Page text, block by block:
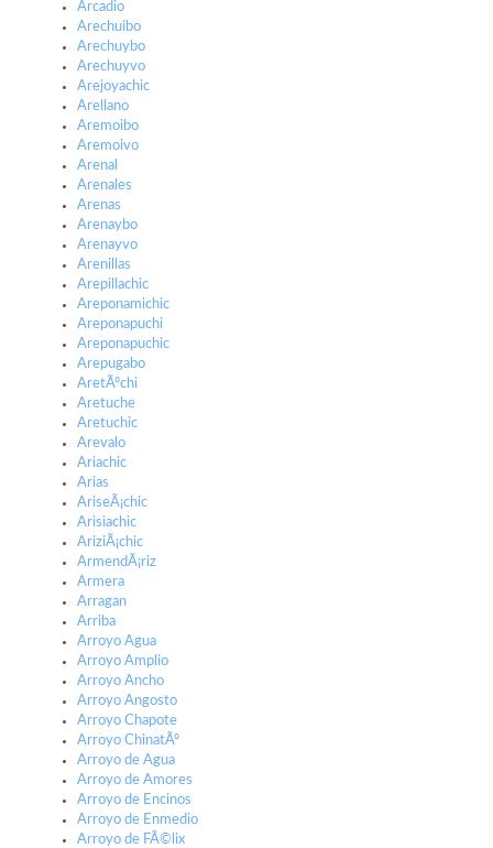
Arcadio
Arechuibo
Arechuybo
Arechuyvo
Arejoyachic
Arellano
Aremoibo
Aremoivo
Arenal
Arenales
Arenas
Arenaybo
Arenayvo
Arenillas
Arepillachic
Areponamichic
Areponapuchi
Areponapuchic
Arepugabo
AretÃºchi
Aretuche
Aretuchic
Arevalo
Ariachic
Arias
AriseÃ¡chic
Arisiachic
AriziÃ¡chic
ArmendÃ¡riz
Armera
Arragan
Arriba
Arroyo Agua
Arroyo Amplio
Arroyo Ancho
Arroyo Angosto
Arroyo Chapote
Arroyo ChinatÃº
Arroyo de Agua
Arroyo de Amores
Arroyo de Encinos
Arroyo de Enmedio
Arroyo de FÃ©lix